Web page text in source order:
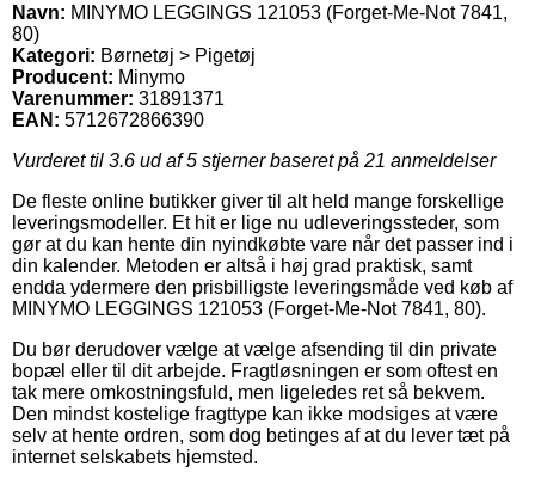
Navn: MINYMO LEGGINGS 121053 (Forget-Me-Not 7841,
80)
Kategori: Børnetøj > Pigetøj
Producent: Minymo
Varenummer: 31891371
EAN: 5712672866390
Vurderet til 3.6 ud af 5 stjerner baseret på 21 anmeldelser
De fleste online butikker giver til alt held mange forskellige
leveringsmodeller. Et hit er lige nu udleveringssteder, som
gør at du kan hente din nyindkøbte vare når det passer ind i
din kalender. Metoden er altså i høj grad praktisk, samt
endda ydermere den prisbilligste leveringsmåde ved køb af
MINYMO LEGGINGS 121053 (Forget-Me-Not 7841, 80).
Du bør derudover vælge at vælge afsending til din private
bopæl eller til dit arbejde. Fragtløsningen er som oftest en
tak mere omkostningsfuld, men ligeledes ret så bekvem.
Den mindst kostelige fragttype kan ikke modsiges at være
selv at hente ordren, som dog betinges af at du lever tæt på
internet selskabets hjemsted.